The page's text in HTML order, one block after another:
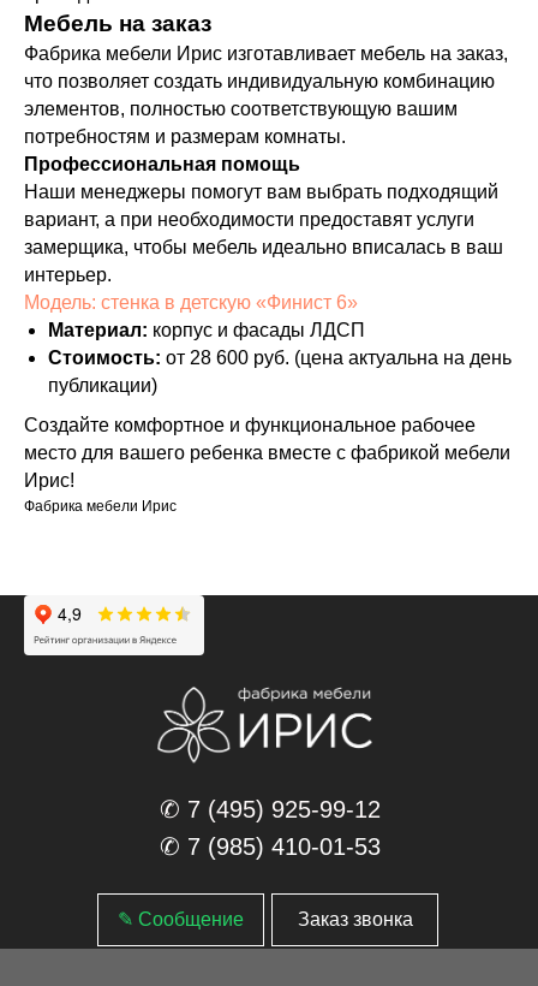
Мебель на заказ
Фабрика мебели Ирис изготавливает мебель на заказ,
что позволяет создать индивидуальную комбинацию
элементов, полностью соответствующую вашим
потребностям и размерам комнаты.
Профессиональная помощь
Наши менеджеры помогут вам выбрать подходящий
вариант, а при необходимости предоставят услуги
замерщика, чтобы мебель идеально вписалась в ваш
интерьер.
Модель: стенка в детскую «Финист 6»
Материал: корпус и фасады ЛДСП
Стоимость: от 28 600 руб. (цена актуальна на день
публикации)
Создайте комфортное и функциональное рабочее
место для вашего ребенка вместе с фабрикой мебели
Ирис!
Фабрика мебели Ирис
✆ 7 (495) 925-99-12
✆ 7 (985) 410-01-53
✎ Сообщение Заказ звонка